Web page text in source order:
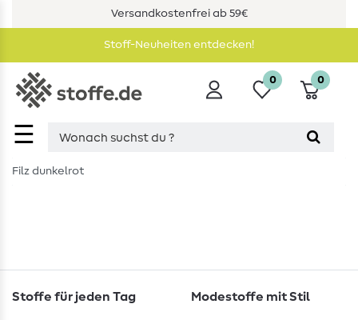
Versandkostenfrei ab 59€
Stoff-Neuheiten entdecken!
☰
0 0
Filz dunkelrot
Stoffe für jeden Tag Modestoffe mit Stil